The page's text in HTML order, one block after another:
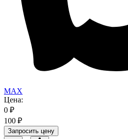
MAX
Цена:
0 ₽
100 ₽
Запросить цену